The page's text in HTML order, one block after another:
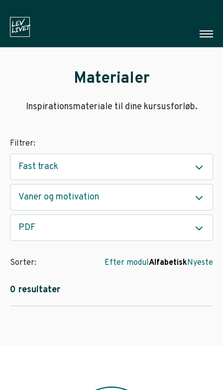
Materialer
Inspirationsmateriale til dine kursusforløb.
Filtrer:
Fast track
Vaner og motivation
PDF
0 resultater
Sorter: Efter modulAlfabetiskNyeste